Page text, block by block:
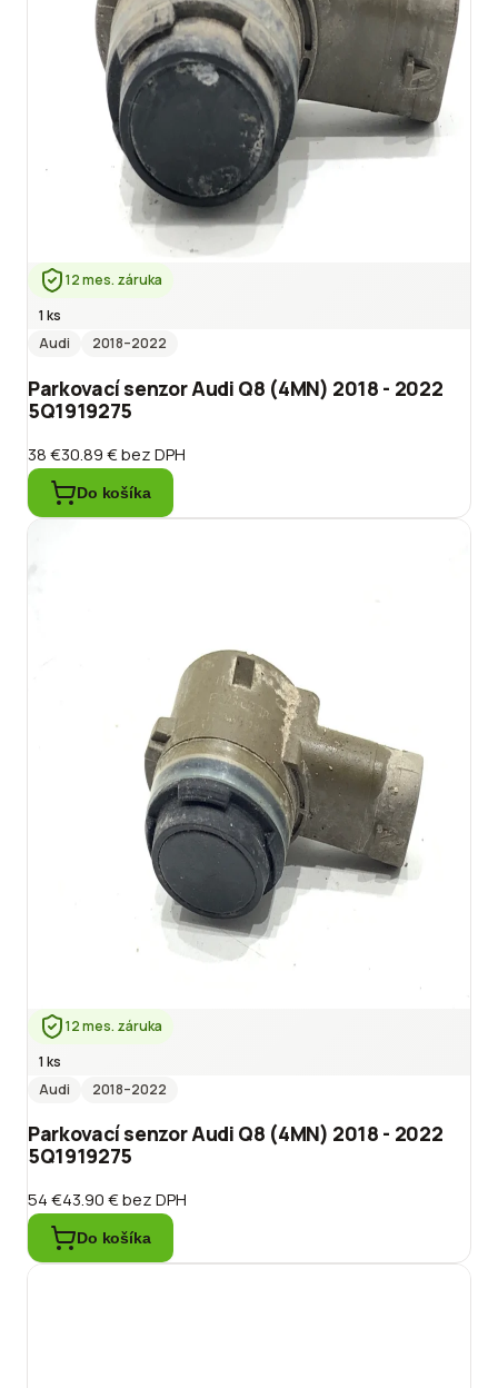
12 mes. záruka
1 ks
Audi
2018–2022
Parkovací senzor Audi Q8 (4MN) 2018 - 2022
5Q1919275
38 €30.89 €bez DPH
Do košíka
12 mes. záruka
1 ks
Audi
2018–2022
Parkovací senzor Audi Q8 (4MN) 2018 - 2022
5Q1919275
54 €43.90 €bez DPH
Do košíka